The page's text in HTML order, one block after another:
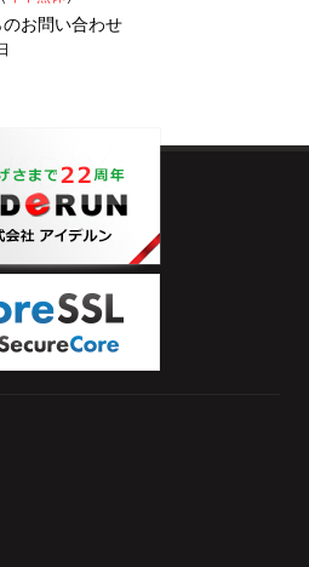
のお問い合わせ